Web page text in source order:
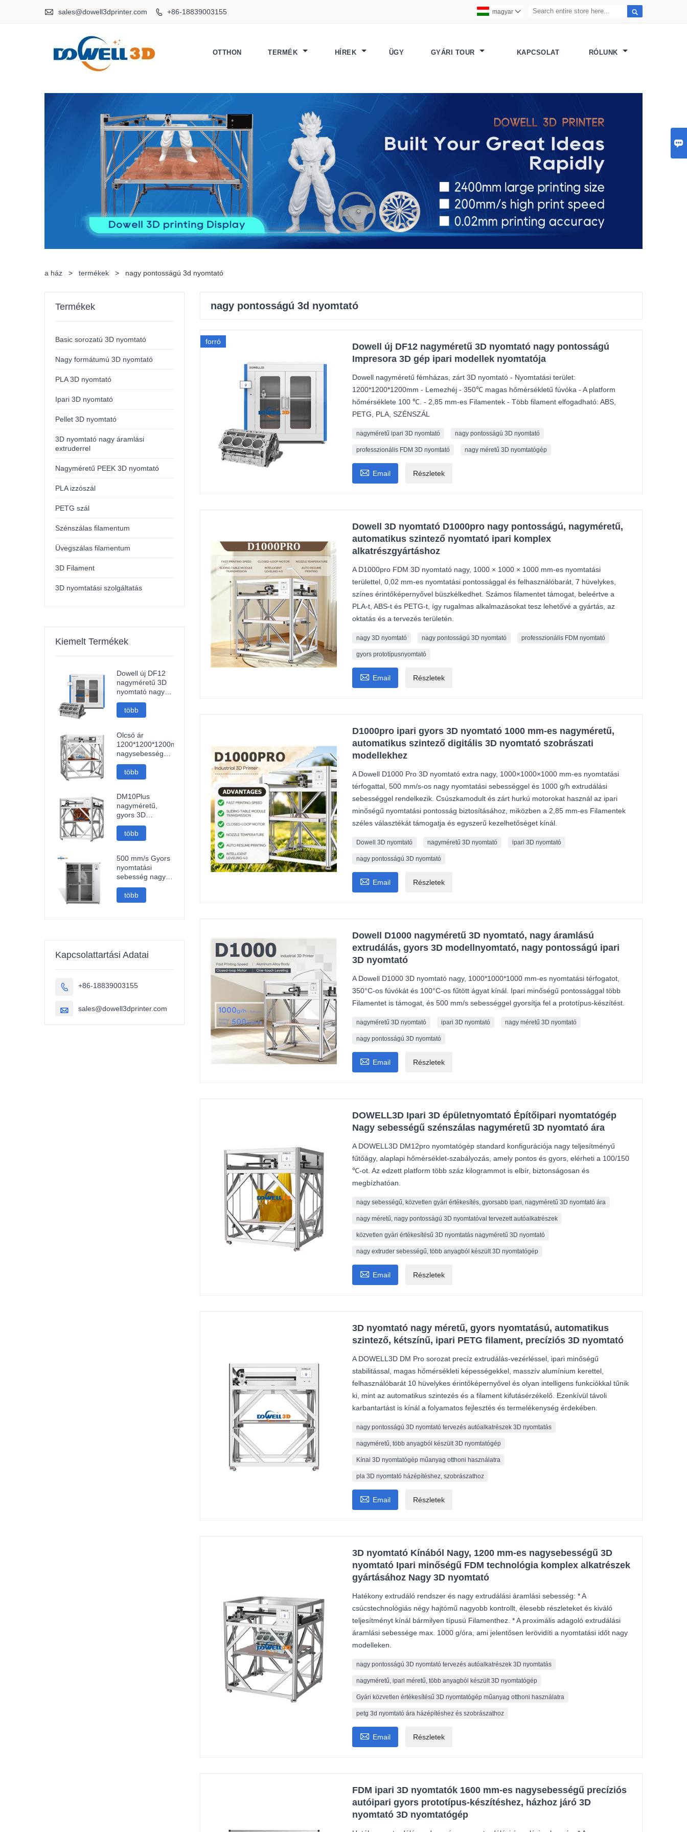

 sales@dowell3dprinter.com  +86-18839003155 
magyar 
OTTHON TERMÉK HÍREK ÜGY GYÁRI TOUR KAPCSOLAT RÓLUNK
a ház > termékek > nagy pontosságú 3d nyomtató
nagy pontosságú 3d nyomtató
forró
Dowell új DF12 nagyméretű 3D nyomtató nagy pontosságú
Impresora 3D gép ipari modellek nyomtatója
Dowell nagyméretű fémházas, zárt 3D nyomtató - Nyomtatási terület:
1200*1200*1200mm - Lemezhéj - 350℃ magas hőmérsékletű fúvóka - A platform
hőmérséklete 100 ℃. - 2,85 mm-es Filamentek - Több filament elfogadható: ABS,
PETG, PLA, SZÉNSZÁL
nagyméretű ipari 3D nyomtató nagy pontosságú 3D nyomtató
professzionális FDM 3D nyomtató nagy méretű 3D nyomtatógép
 Email Részletek
Dowell 3D nyomtató D1000pro nagy pontosságú, nagyméretű,
automatikus szintező nyomtató ipari komplex
alkatrészgyártáshoz
A D1000pro FDM 3D nyomtató nagy, 1000 × 1000 × 1000 mm-es nyomtatási
területtel, 0,02 mm-es nyomtatási pontossággal és felhasználóbarát, 7 hüvelykes,
színes érintőképernyővel büszkélkedhet. Számos filamentet támogat, beleértve a
PLA-t, ABS-t és PETG-t, így rugalmas alkalmazásokat tesz lehetővé a gyártás, az
oktatás és a tervezés területén.
nagy 3D nyomtató nagy pontosságú 3D nyomtató professzionális FDM nyomtató
gyors prototípusnyomtató
 Email Részletek
D1000pro ipari gyors 3D nyomtató 1000 mm-es nagyméretű,
automatikus szintező digitális 3D nyomtató szobrászati ​​
modellekhez
A Dowell D1000 Pro 3D nyomtató extra nagy, 1000×1000×1000 mm-es nyomtatási
térfogattal, 500 mm/s-os nagy nyomtatási sebességgel és 1000 g/h extrudálási
sebességgel rendelkezik. Csúszkamodult és zárt hurkú motorokat használ az ipari
minőségű nyomtatási pontosság biztosításához, miközben a 2,85 mm-es Filamentek
széles választékát támogatja és egyszerű kezelhetőséget kínál.
Dowell 3D nyomtató nagyméretű 3D nyomtató ipari 3D nyomtató
nagy pontosságú 3D nyomtató
 Email Részletek
Dowell D1000 nagyméretű 3D nyomtató, nagy áramlású
extrudálás, gyors 3D modellnyomtató, nagy pontosságú ipari
3D nyomtató
A Dowell D1000 3D nyomtató nagy, 1000*1000*1000 mm-es nyomtatási térfogatot,
350°C-os fúvókát és 100°C-os fűtött ágyat kínál. Ipari minőségű pontossággal több
Filamentet is támogat, és 500 mm/s sebességgel gyorsítja fel a prototípus-készítést.
nagyméretű 3D nyomtató ipari 3D nyomtató nagy méretű 3D nyomtató
nagy pontosságú 3D nyomtató
 Email Részletek
DOWELL3D Ipari 3D épületnyomtató Építőipari nyomtatógép
Nagy sebességű szénszálas nagyméretű 3D nyomtató ára
A DOWELL3D DM12pro nyomtatógép standard konfigurációja nagy teljesítményű
fűtőágy, alaplapi hőmérséklet-szabályozás, amely pontos és gyors, elérheti a 100/150
℃-ot. Az edzett platform több száz kilogrammot is elbír, biztonságosan és
megbízhatóan.
nagy sebességű, közvetlen gyári értékesítés, gyorsabb ipari, nagyméretű 3D nyomtató ára
nagy méretű, nagy pontosságú 3D nyomtatóval tervezett autóalkatrészek
közvetlen gyári értékesítésű 3D nyomtatás nagyméretű 3D nyomtató
nagy extruder sebességű, több anyagból készült 3D nyomtatógép
 Email Részletek
3D nyomtató nagy méretű, gyors nyomtatású, automatikus
szintező, kétszínű, ipari PETG filament, precíziós 3D nyomtató
A DOWELL3D DM Pro sorozat precíz extrudálás-vezérléssel, ipari minőségű
stabilitással, magas hőmérsékleti képességekkel, masszív alumínium kerettel,
felhasználóbarát 10 hüvelykes érintőképernyővel és olyan intelligens funkciókkal tűnik
ki, mint az automatikus szintezés és a filament kifutásérzékelő. Ezenkívül távoli
karbantartást is kínál a folyamatos fejlesztés és termelékenység érdekében.
nagy pontosságú 3D nyomtató tervezés autóalkatrészek 3D nyomtatás
nagyméretű, több anyagból készült 3D nyomtatógép
Kínai 3D nyomtatógép műanyag otthoni használatra
pla 3D nyomtató házépítéshez, szobrászathoz
 Email Részletek
3D nyomtató Kínából Nagy, 1200 mm-es nagysebességű 3D
nyomtató Ipari minőségű FDM technológia komplex alkatrészek
gyártásához Nagy 3D nyomtató
Hatékony extrudáló rendszer és nagy extrudálási áramlási sebesség: * A
csúcstechnológiás négy hajtómű nagyobb kontrollt, élesebb részleteket és kiváló
teljesítményt kínál bármilyen típusú Filamenthez. * A proximális adagoló extrudálási
áramlási sebessége max. 1000 g/óra, ami jelentősen lerövidíti a nyomtatási időt nagy
modelleken.
nagy pontosságú 3D nyomtató tervezés autóalkatrészek 3D nyomtatás
nagyméretű, ipari méretű, több anyagból készült 3D nyomtatógép
Gyári közvetlen értékesítésű 3D nyomtatógép műanyag otthoni használatra
petg 3d nyomtató ára házépítéshez és szobrászathoz
 Email Részletek
FDM ipari 3D nyomtatók 1600 mm-es nagysebességű precíziós
autóipari gyors prototípus-készítéshez, házhoz járó 3D
nyomtató 3D nyomtatógép
Termékek
Basic sorozatú 3D nyomtató
Nagy formátumú 3D nyomtató
PLA 3D nyomtató
Ipari 3D nyomtató
Pellet 3D nyomtató
3D nyomtató nagy áramlási
extruderrel
Nagyméretű PEEK 3D nyomtató
PLA izzószál
PETG szál
Szénszálas filamentum
Üvegszálas filamentum
3D Filament
3D nyomtatási szolgáltatás
Kiemelt Termékek
Dowell új DF12
nagyméretű 3D
nyomtató nagy
pontosságú
Impresora 3D
gép ipari
nyomtatója
több
Olcsó ár
1200*1200*1200mm
nagysebességű
FDM intelligens
3D nyomtató wifi
kapcsolattal
nyomtatógép
több
DM10Plus
nagyméretű,
gyors 3D
nyomtatógép,
1000 mm-es 3D
nyomtató
több
500 mm/s Gyors
nyomtatási
sebesség nagy
méretű 1000
mm-es
nagyméretű
3D nyomtatás
több
Kapcsolattartási Adatai
 +86-18839003155
 sales@dowell3dprinter.com